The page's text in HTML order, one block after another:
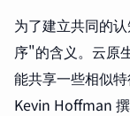
为了建立共同的
序"的含义。云原
能共享一些相似
Kevin Hoffman